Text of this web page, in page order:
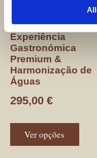
Voucher Kanjiru -
Experiência
Gastronómica
Premium &
Harmonização de
Águas
295,00 €
Ver opções